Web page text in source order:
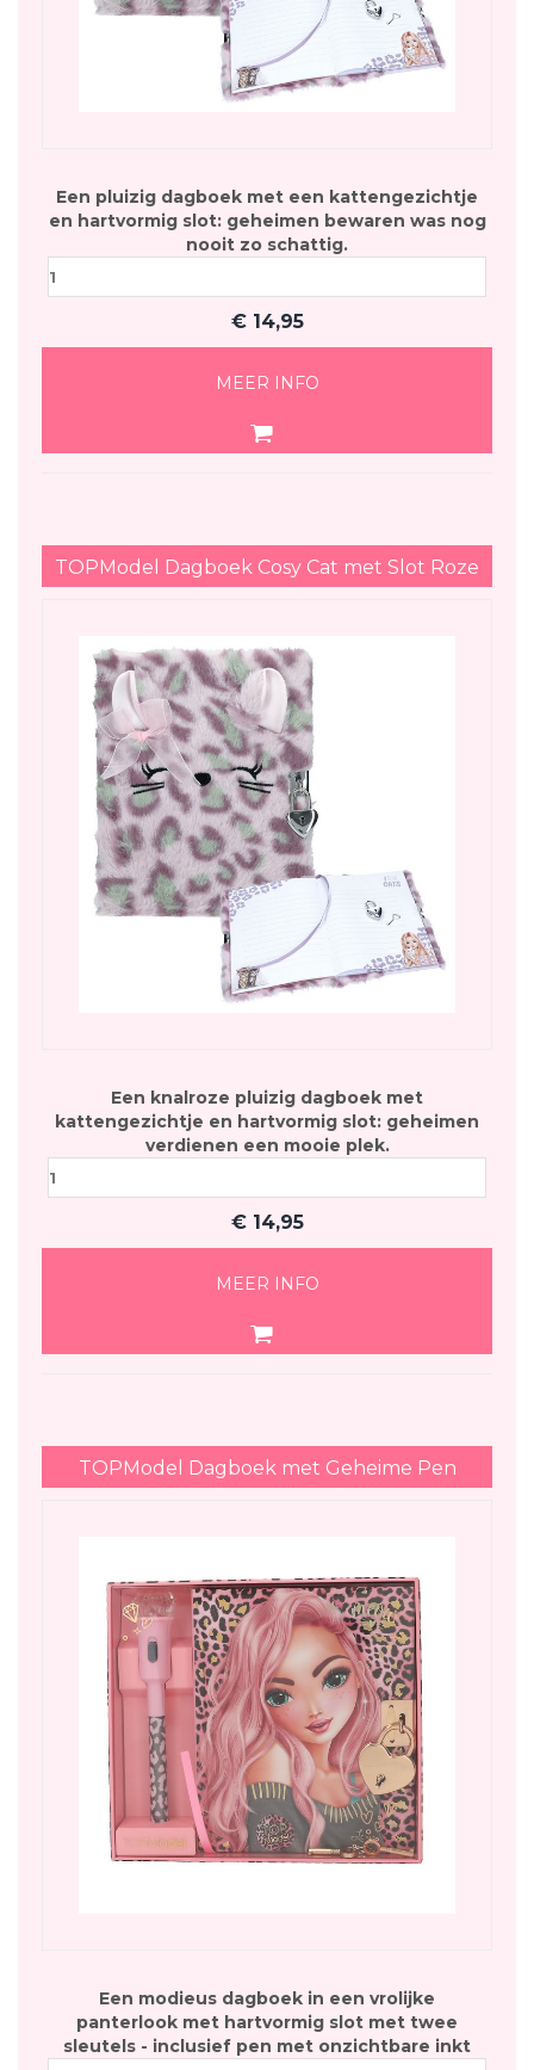
Een pluizig dagboek met een kattengezichtje
en hartvormig slot: geheimen bewaren was nog
nooit zo schattig.
€ 14,95
MEER INFO
TOPModel Dagboek Cosy Cat met Slot Roze
Een knalroze pluizig dagboek met
kattengezichtje en hartvormig slot: geheimen
verdienen een mooie plek.
€ 14,95
MEER INFO
TOPModel Dagboek met Geheime Pen
Een modieus dagboek in een vrolijke
panterlook met hartvormig slot met twee
sleutels - inclusief pen met onzichtbare inkt